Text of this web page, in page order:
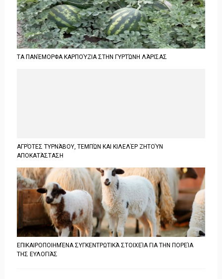
ΤΑ ΠΑΝΈΜΟΡΦΑ ΚΑΡΠΟΎΖΙΑ ΣΤΗΝ ΓΥΡΤΏΝΗ ΛΆΡΙΣΑΣ
ΑΓΡΌΤΕΣ ΤΥΡΝΆΒΟΥ, ΤΕΜΠΏΝ ΚΑΙ ΚΙΛΕΛΈΡ ΖΗΤΟΎΝ
ΑΠΟΚΑΤΆΣΤΑΣΗ
ΕΠΙΚΑΙΡΟΠΟΙΗΜΈΝΑ ΣΥΓΚΕΝΤΡΩΤΙΚΆ ΣΤΟΙΧΕΊΑ ΓΙΑ ΤΗΝ ΠΟΡΕΊΑ
ΤΗΣ ΕΥΛΟΓΙΆΣ